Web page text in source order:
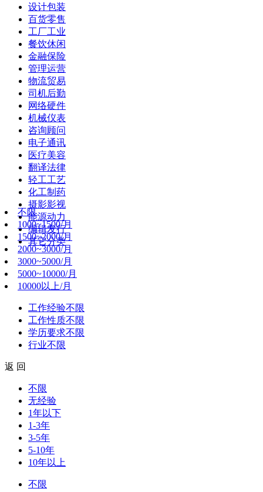
设计包装
百货零售
工厂工业
餐饮休闲
金融保险
管理运营
物流贸易
司机后勤
网络硬件
机械仪表
咨询顾问
电子通讯
医疗美容
翻译法律
轻工工艺
化工制药
摄影影视
能源动力
编辑发行
其它分类
不限
1000~1500/月
1500~2000/月
2000~3000/月
3000~5000/月
5000~10000/月
10000以上/月
工作经验不限
工作性质不限
学历要求不限
行业不限
返 回
不限
无经验
1年以下
1-3年
3-5年
5-10年
10年以上
不限